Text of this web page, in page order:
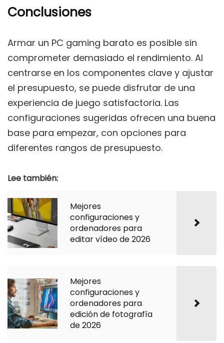
Conclusiones
Armar un PC gaming barato es posible sin
comprometer demasiado el rendimiento. Al
centrarse en los componentes clave y ajustar
el presupuesto, se puede disfrutar de una
experiencia de juego satisfactoria. Las
configuraciones sugeridas ofrecen una buena
base para empezar, con opciones para
diferentes rangos de presupuesto.
Lee también:
Mejores
configuraciones y
ordenadores para
editar vídeo de 2026
Mejores
configuraciones y
ordenadores para
edición de fotografía
de 2026